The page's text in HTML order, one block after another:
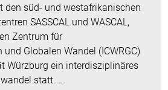
den süd- und westafrikanischen
SASSCAL und WASCAL,
Zentrum für
und Globalen Wandel (ICWRGC)
Würzburg ein interdisziplinäres
statt. …